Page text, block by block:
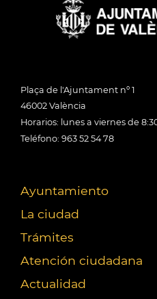
Plaça de l'Ajuntament nº 1
46002 València
Horarios: lunes a viernes de
Teléfono: 963 52 54 78
Ayuntamiento
La ciudad
Trámites
Atención ciudadana
Actualidad